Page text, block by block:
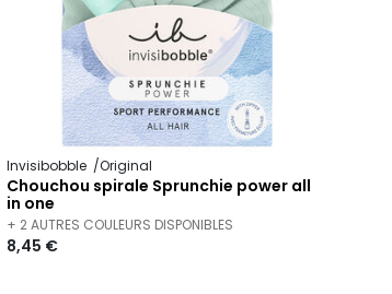
Invisibobble Original
Chouchou spirale Sprunchie power all
in one
+ 2 AUTRES COULEURS DISPONIBLES
8,45 €